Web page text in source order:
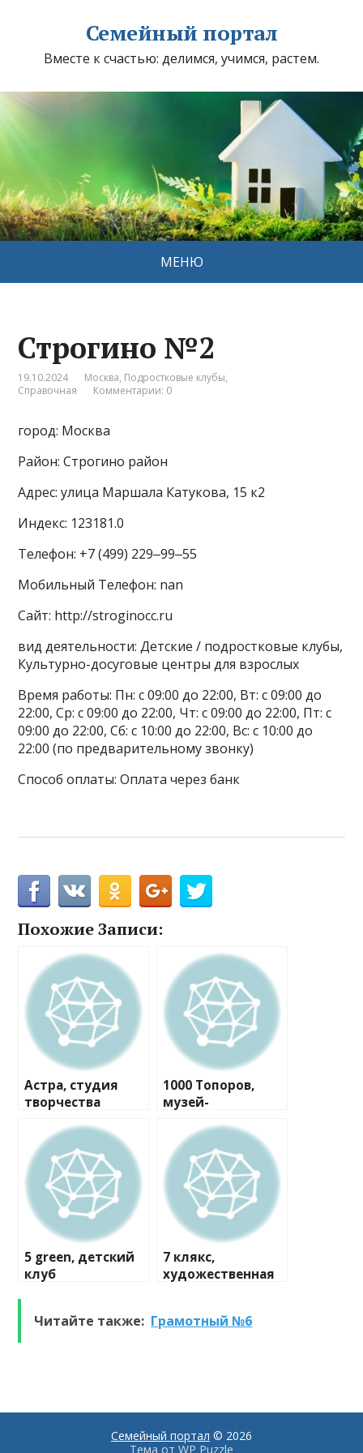
Семейный портал
Вместе к счастью: делимся, учимся, растем.
МЕНЮ
Строгино №2
19.10.2024 Москва, Подростковые клубы,
Справочная
Комментарии: 0
город: Москва
Район: Строгино район
Адрес: улица Маршала Катукова, 15 к2
Индекс: 123181.0
Телефон: +7 (499) 229‒99‒55
Мобильный Телефон: nan
Сайт: http://stroginocc.ru
вид деятельности: Детские / подростковые клубы,
Культурно-досуговые центры для взрослых
Время работы: Пн: с 09:00 до 22:00, Вт: с 09:00 до
22:00, Ср: с 09:00 до 22:00, Чт: с 09:00 до 22:00, Пт: с
09:00 до 22:00, Сб: с 10:00 до 22:00, Вс: с 10:00 до
22:00 (по предварительному звонку)
Способ оплаты: Оплата через банк
Похожие Записи:
Астра, студия
творчества
1000 Топоров,
музей-
5 green, детский
клуб
7 клякс,
художественная
Читайте также: Грамотный №6
Семейный портал © 2026
Тема от WP Puzzle